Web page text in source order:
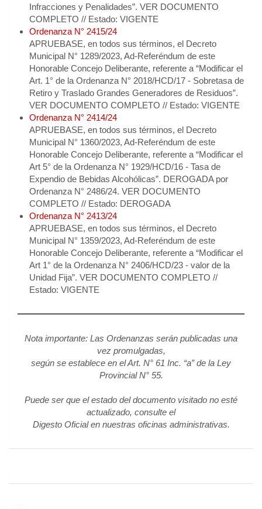
Infracciones y Penalidades”. VER DOCUMENTO
COMPLETO // Estado: VIGENTE
Ordenanza N° 2415/24
APRUEBASE, en todos sus términos, el Decreto
Municipal N° 1289/2023, Ad-Referéndum de este
Honorable Concejo Deliberante, referente a “Modificar el
Art. 1° de la Ordenanza N° 2018/HCD/17 - Sobretasa de
Retiro y Traslado Grandes Generadores de Residuos”.
VER DOCUMENTO COMPLETO // Estado: VIGENTE
Ordenanza N° 2414/24
APRUEBASE, en todos sus términos, el Decreto
Municipal N° 1360/2023, Ad-Referéndum de este
Honorable Concejo Deliberante, referente a “Modificar el
Art 5° de la Ordenanza N° 1929/HCD/16 - Tasa de
Expendio de Bebidas Alcohólicas”. DEROGADA por
Ordenanza N° 2486/24. VER DOCUMENTO
COMPLETO // Estado: DEROGADA
Ordenanza N° 2413/24
APRUEBASE, en todos sus términos, el Decreto
Municipal N° 1359/2023, Ad-Referéndum de este
Honorable Concejo Deliberante, referente a “Modificar el
Art 1° de la Ordenanza N° 2406/HCD/23 - valor de la
Unidad Fija”. VER DOCUMENTO COMPLETO //
Estado: VIGENTE
Nota importante: Las Ordenanzas serán publicadas una
vez promulgadas,
según se establece en el Art. N° 61 Inc. “a” de la Ley
Provincial N° 55.
Puede ser que el estado del documento visitado no esté
actualizado, consulte el
Digesto Oficial en nuestras oficinas administrativas.